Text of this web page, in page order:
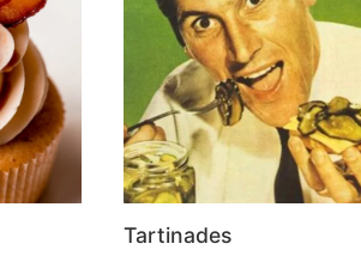
Tartinades